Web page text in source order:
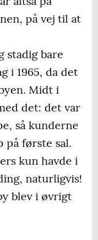
på vej til at
stadig bare
i 1965, da det
Midt i
det: det var
så kunderne
på første sal.
kun havde i
naturligvis!
blev i øvrigt